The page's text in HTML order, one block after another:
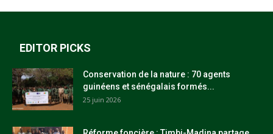
EDITOR PICKS
Conservation de la nature : 70 agents
guinéens et sénégalais formés...
25 juin 2026